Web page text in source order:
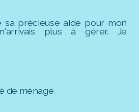
sa précieuse aide pour mon
plus à gérer. Je
de ménage